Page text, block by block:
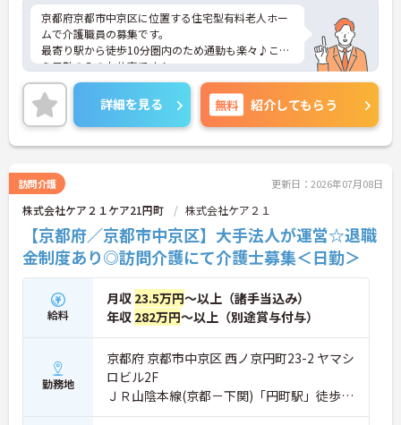
京都府京都市中京区に位置する住宅型有料老人ホー
ムで介護職員の募集です。
最寄り駅から徒歩10分圏内のため通勤も楽々♪こち
ら日勤のみのお仕事です！
また年間休日114日もありプライベートとの両立を
目指す方におすすめの環境です◎
昇給や賞与制度があり、頑張りが評価されてしっか
りと職員に還元されます。さらに福利厚生も充実し
ているのは嬉しいポイントです◎
ントもお伝えしますので是非ご応募お待ちしており
ます。
詳細を見る 無料 紹介してもらう
訪問介護 更新日：2026年07月08日
株式会社ケア２１ケア21円町 株式会社ケア２１
【京都府／京都市中京区】大手法人が運営☆退職
金制度あり◎訪問介護にて介護士募集＜日勤＞
給料
月収 23.5万円～以上（諸手当込み）
年収 282万円～以上（別途賞与付与）
勤務地
京都府 京都市中京区 西ノ京円町23-2 ヤマシ
ロビル2F
ＪＲ山陰本線(京都－下関)「円町駅」徒歩3
分